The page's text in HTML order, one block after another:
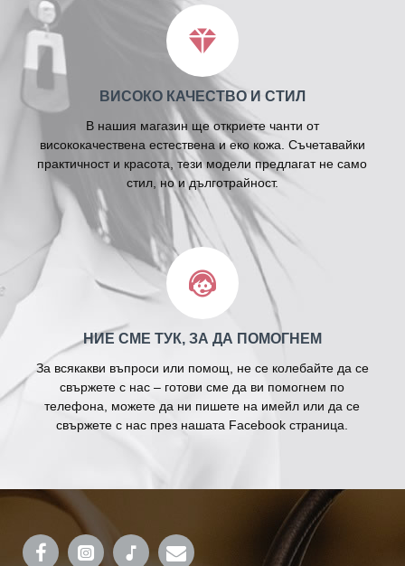
ВИСОКО КАЧЕСТВО И СТИЛ
В нашия магазин ще откриете чанти от
висококачествена естествена и еко кожа. Съчетавайки
практичност и красота, тези модели предлагат не само
стил, но и дълготрайност.
НИЕ СМЕ ТУК, ЗА ДА ПОМОГНЕМ
За всякакви въпроси или помощ, не се колебайте да се
свържете с нас – готови сме да ви помогнем по
телефона, можете да ни пишете на имейл или да се
свържете с нас през нашата Facebook страница.